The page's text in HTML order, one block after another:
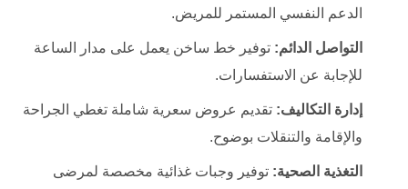
الدعم النفسي المستمر للمريض.
التواصل الدائم: توفير خط ساخن يعمل على مدار الساعة
للإجابة عن الاستفسارات.
إدارة التكاليف: تقديم عروض سعرية شاملة تغطي الجراحة
والإقامة والتنقلات بوضوح.
التغذية الصحية: توفير وجبات غذائية مخصصة لمرضى